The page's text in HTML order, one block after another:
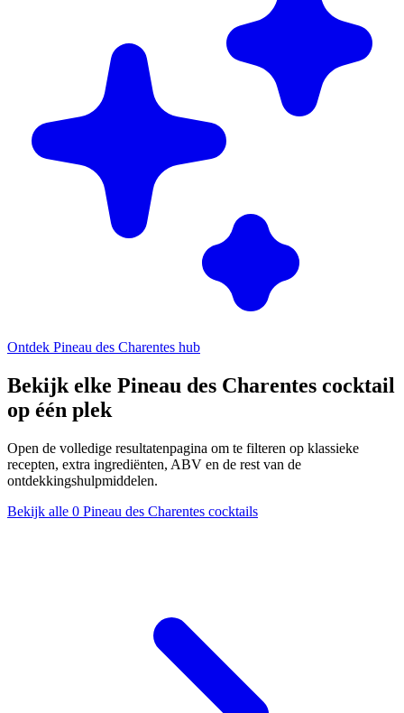
Ontdek Pineau des Charentes hub
Bekijk elke Pineau des Charentes cocktail
op één plek
Open de volledige resultatenpagina om te filteren op klassieke
recepten, extra ingrediënten, ABV en de rest van de
ontdekkingshulpmiddelen.
Bekijk alle 0 Pineau des Charentes cocktails